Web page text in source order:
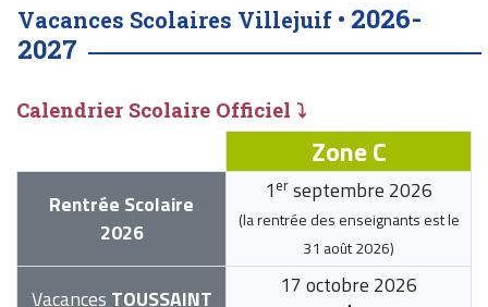
Vacances Scolaires Villejuif • 2026-
2027
Calendrier Scolaire Officiel ⤵
Zone C
Rentrée Scolaire
2026
1 er septembre 2026
(la rentrée des enseignants est le
31 août 2026)
Vacances TOUSSAINT 17 octobre 2026